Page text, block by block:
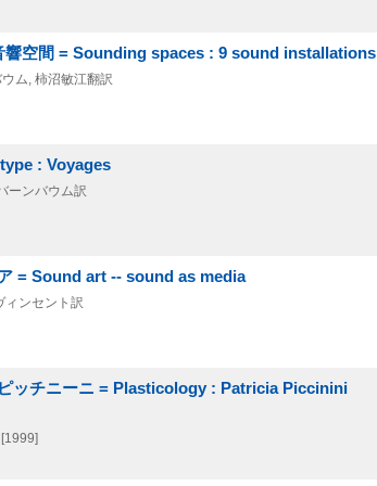
響空間 = Sounding spaces : 9 sound installations
ム, 柿沼敏江翻訳
: Voyages
ーンバウム訳
= Sound art -- sound as media
ィンセント訳
ッチニーニ = Plasticology : Patricia Piccinini
[1999]